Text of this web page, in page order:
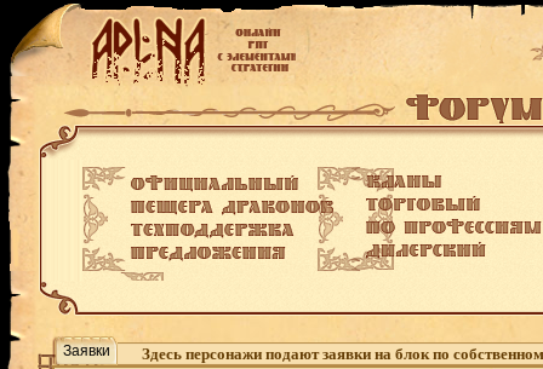
Заявки Здесь персонажи подают заявки на блок по